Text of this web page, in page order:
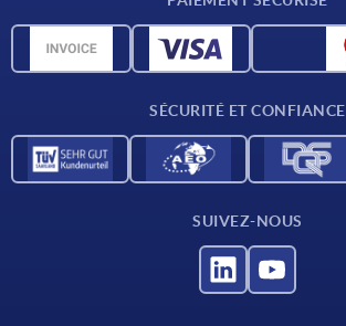
Données CAO
SÉCURITÉ ET CONFIANCE
SUIVEZ-NOUS